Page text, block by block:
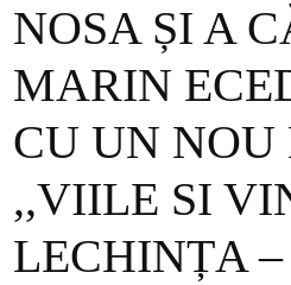
NOSA ȘI A
MARIN
CU UN
,,VIILE SI
LECHINȚA